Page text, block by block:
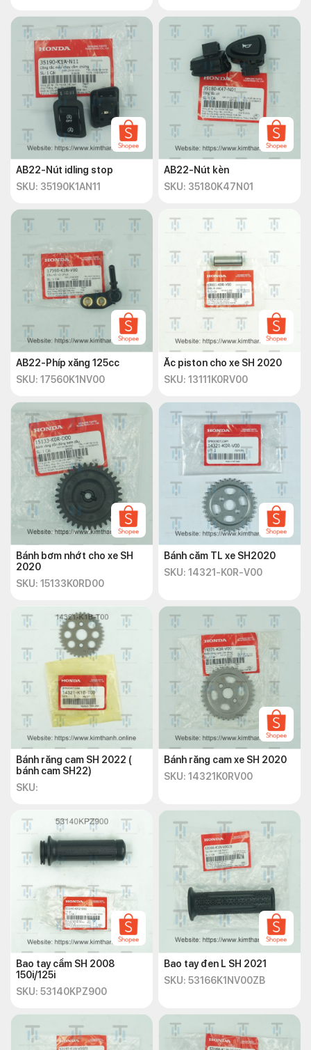
AB22-Nút idling stop
SKU: 35190K1AN11
AB22-Nút kèn
SKU: 35180K47N01
AB22-Phíp xăng 125cc
SKU: 17560K1NV00
Ắc piston cho xe SH 2020
SKU: 13111K0RV00
Bánh bơm nhớt cho xe SH
2020
SKU: 15133K0RD00
Bánh căm TL xe SH2020
SKU: 14321-K0R-V00
Bánh răng cam SH 2022 (
bánh cam SH22)
SKU:
Bánh răng cam xe SH 2020
SKU: 14321K0RV00
Bao tay cầm SH 2008
150i/125i
SKU: 53140KPZ900
Bao tay đen L SH 2021
SKU: 53166K1NV00ZB